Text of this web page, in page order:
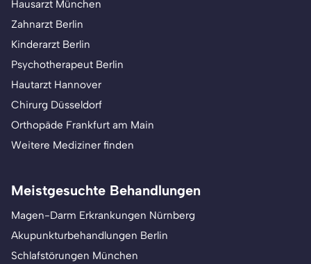
Hausarzt München
Zahnarzt Berlin
Kinderarzt Berlin
Psychotherapeut Berlin
Hautarzt Hannover
Chirurg Düsseldorf
Orthopäde Frankfurt am Main
Weitere Mediziner finden
Meistgesuchte Behandlungen
Magen-Darm Erkrankungen Nürnberg
Akupunkturbehandlungen Berlin
Schlafstörungen München